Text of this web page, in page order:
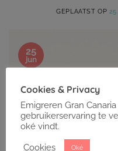
GEPLAATST OP
25
jun
Cookies & Privacy
Emigreren Gran
gebruikerservaring te
oké vindt.
Cookies Oké